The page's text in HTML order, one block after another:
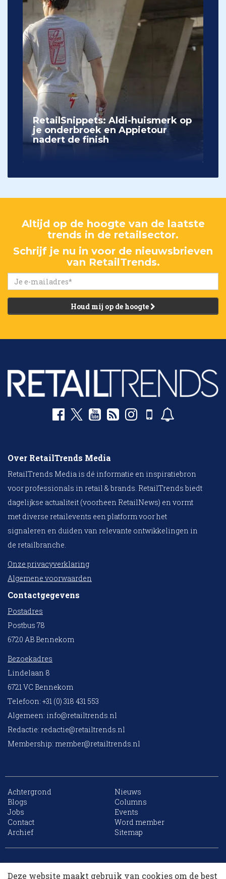
RetailSnippets: Aldi-huismerk op
je onderbroek en Appietour
nadert de finish
Altijd op de hoogte van de laatste
trends in de retailsector.
Schrijf je nu in voor de nieuwsbrieven
van RetailTrends.
Houd mij op de hoogte
Over RetailTrends Media
RetailTrends Media is dé informatie en inspiratiebron
voor professionals in retail & brands. RetailTrends biedt
dagelijkse actualiteit (voorheen RetailNews) en vormt
met diverse retailevents een platform voor het
signaleren en duiden van relevante ontwikkelingen in
de retailbranche.
Onze privacyverklaring
Algemene voorwaarden
Contactgegevens
Postadres
Postbus 78
6720 AB Bennekom
Bezoekadres
Lindelaan 8
6721 VC Bennekom
Telefoon: +31 (0) 318 431 553
Algemeen: info@retailtrends.nl
Redactie: redactie@retailtrends.nl
Membership: member@retailtrends.nl
Achtergrond
Nieuws
Blogs
Columns
Jobs
Events
Contact
Word member
Archief
Sitemap
Deze website maakt gebruik van cookies om de best